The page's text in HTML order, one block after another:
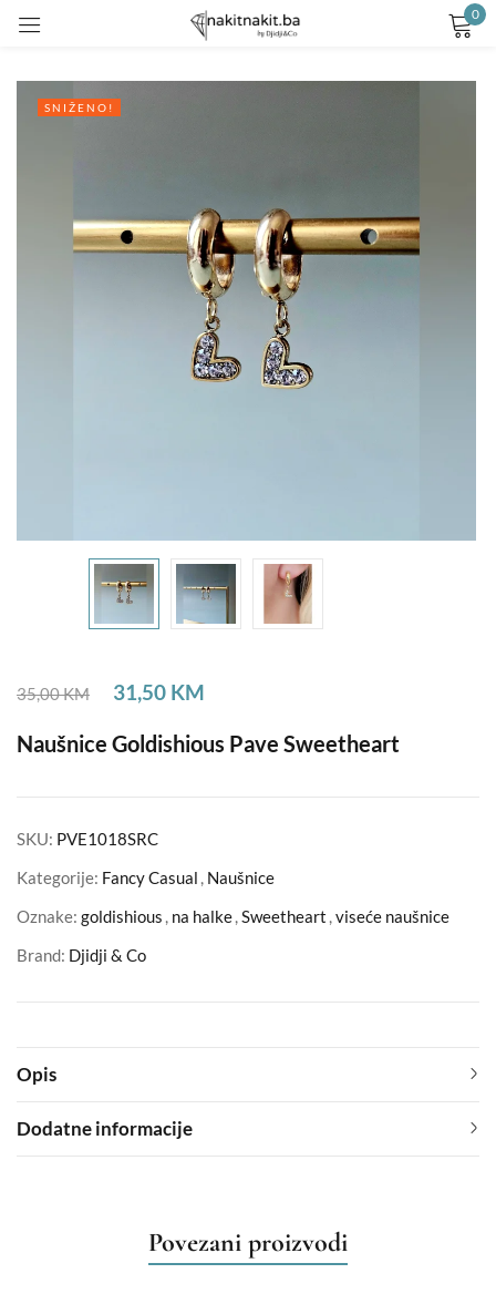
0
SNIŽENO!
35,00KM 31,50 KM
Naušnice Goldishious Pave Sweetheart
SKU: PVE1018SRC
Kategorije: Fancy Casual , Naušnice
Oznake: goldishious , na halke,Sweetheart ,viseće naušnice
Brand: Djidji & Co
Opis
Dodatne informacije
Povezani proizvodi
Remember me Lost password?
LOG IN
CREATE AN ACCOUNT